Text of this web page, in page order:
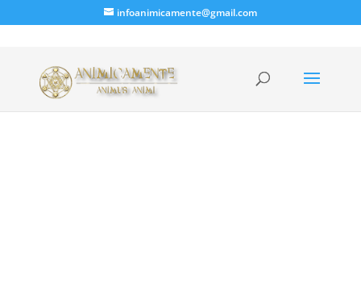
infoanimicamente@gmail.com